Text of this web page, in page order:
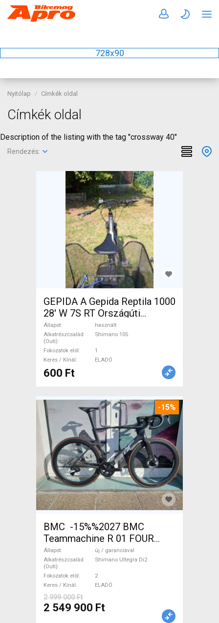
728x90
Nyitólap Címkék oldal
Címkék oldal
Description of the listing with the tag "crossway 40"
Rendezés:
GEPIDA A Gepida Reptila 1000
28' W 7S RT Országúti
Shimano 105 használt ELADÓ
Állapot
használt
Alkatrészcsalád
(Outi)
Shimano 105
Fokozatok elöl
1
Keres / Kínál
ELADÓ
600 Ft
-15%
BMC -15%%2027 BMC
Teammachine R 01 FOUR
(56,58) Országúti Shimano
Ultegra Di2 tárcsafék új /
garanciával ELADÓ
Állapot
új / garanciával
Alkatrészcsalád
(Outi)
Shimano Ultegra Di2
Fokozatok elöl
2
Keres / Kínál
ELADÓ
2 999 000 Ft
2 549 900 Ft